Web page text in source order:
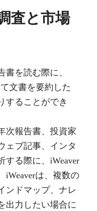
査と市場
を読む際に、
文書を要約した
することができ
次報告書、投資家
ェブ記事、インタ
する際に、iWeaver
iWeaverは、複数の
ンドマップ、ナレ
出力したい場合に